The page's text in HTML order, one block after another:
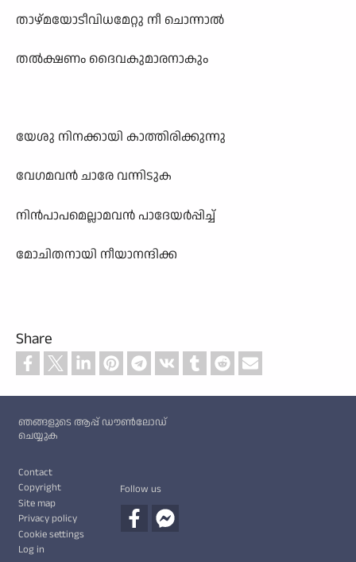
താഴ്മയോടീവിധമേറ്റു നീ ചൊന്നാൽ
തൽക്ഷണം ദൈവകുമാരനാകും
യേശു നിനക്കായി കാത്തിരിക്കുന്നു
വേഗമവൻ ചാരേ വന്നിടുക
നിൻപാപമെല്ലാമവൻ പാദേയർപ്പിച്ച്
മോചിതനായി നീയാനന്ദിക്ക
Share
ഞങ്ങളുടെ ആപ്പ് ഡൗൺലോഡ്
ചെയ്യുക
Contact
Copyright
Site map
Privacy policy
Cookie settings
Log in
Follow us